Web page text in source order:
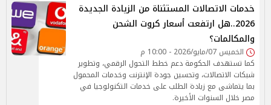
خدمات الاتصالات المستثناة من الزيادة الجديدة
2026..هل ارتفعت أسعار كروت الشحن
والمكالمات؟
الخميس 07/مايو/2026 - 10:00 م
كما تستهدف الحكومة دعم خطط التحول الرقمي، وتطوير
شبكات الاتصالات، وتحسين جودة الإنترنت وخدمات المحمول
بما يتماشى مع زيادة الطلب على خدمات التكنولوجيا في
مصر خلال السنوات الأخيرة.